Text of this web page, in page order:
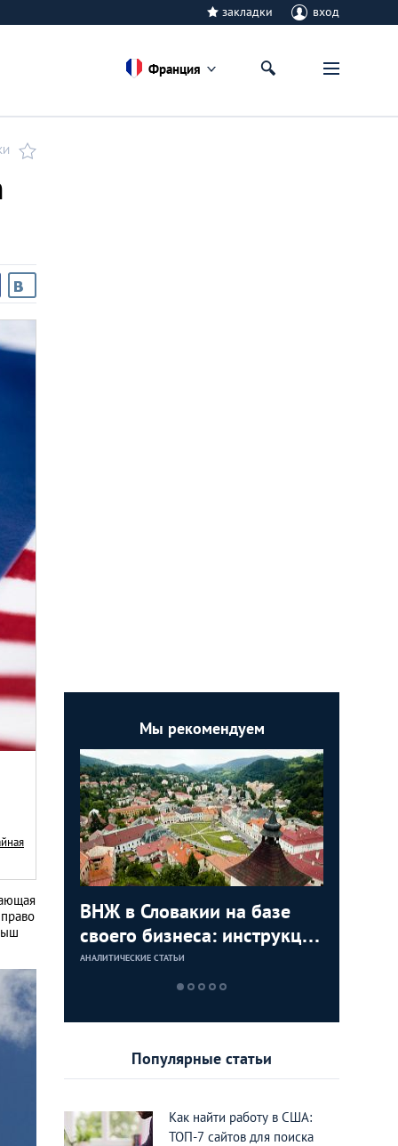
закладки вход
Франция
Мы рекомендуем
ВНЖ в Словакии на базе
своего бизнеса: инструкция
для граждан СНГ
АНАЛИТИЧЕСКИЕ СТАТЬИ
в
для
Популярные статьи
Как найти работу в США:
ТОП-7 сайтов для поиска